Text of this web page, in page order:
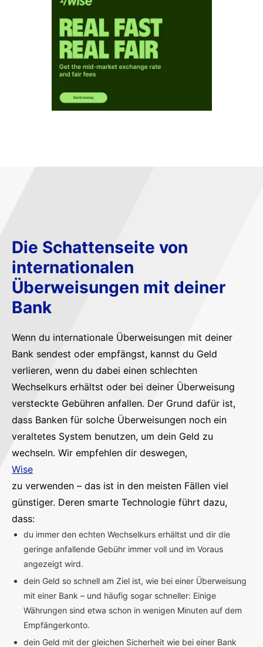
Die Schattenseite von
internationalen
Überweisungen mit deiner
Bank
Wenn du internationale Überweisungen mit deiner
Bank sendest oder empfängst, kannst du Geld
verlieren, wenn du dabei einen schlechten
Wechselkurs erhältst oder bei deiner Überweisung
versteckte Gebühren anfallen. Der Grund dafür ist,
dass Banken für solche Überweisungen noch ein
veraltetes System benutzen, um dein Geld zu
wechseln. Wir empfehlen dir deswegen,
Wise
zu verwenden – das ist in den meisten Fällen viel
günstiger. Deren smarte Technologie führt dazu,
dass:
du immer den echten Wechselkurs erhältst und dir die
geringe anfallende Gebühr immer voll und im Voraus
angezeigt wird.
dein Geld so schnell am Ziel ist, wie bei einer Überweisung
mit einer Bank – und häufig sogar schneller: Einige
Währungen sind etwa schon in wenigen Minuten auf dem
Empfängerkonto.
dein Geld mit der gleichen Sicherheit wie bei einer Bank